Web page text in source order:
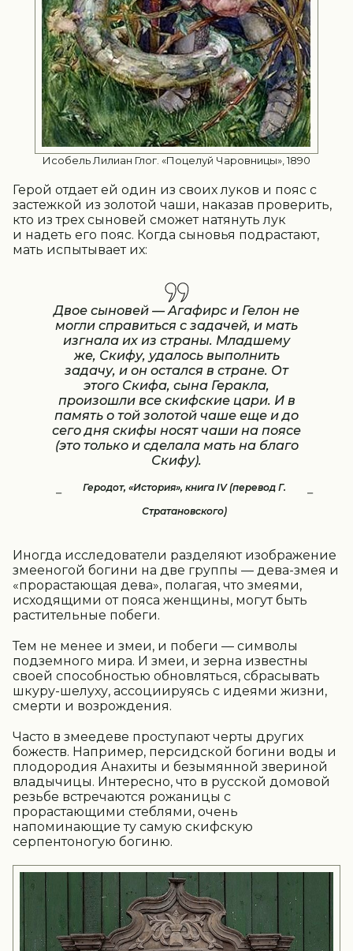
Исобель Лилиан Глог. «Поцелуй Чаровницы», 1890
Герой отдает ей один из своих луков и пояс с
застежкой из золотой чаши, наказав проверить,
кто из трех сыновей сможет натянуть лук
и надеть его пояс. Когда сыновья подрастают,
мать испытывает их:
Двое сыновей — Агафирс и Гелон не
могли справиться с задачей, и мать
изгнала их из страны. Младшему
же, Скифу, удалось выполнить
задачу, и он остался в стране. От
этого Скифа, сына Геракла,
произошли все скифские цари. И в
память о той золотой чаше еще и до
сего дня скифы носят чаши на поясе
(это только и сделала мать на благо
Скифу).
Геродот, «История», книга IV (перевод Г.
Стратановского)
Иногда исследователи разделяют изображение
змееногой богини на две группы — дева-змея и
«прорастающая дева», полагая, что змеями,
исходящими от пояса женщины, могут быть
растительные побеги.
Тем не менее и змеи, и побеги — символы
подземного мира. И змеи, и зерна известны
своей способностью обновляться, сбрасывать
шкуру-шелуху, ассоциируясь с идеями жизни,
смерти и возрождения.
Часто в змеедеве проступают черты других
божеств. Например, персидской богини воды и
плодородия Анахиты и безымянной звериной
владычицы. Интересно, что в русской домовой
резьбе встречаются рожаницы с
прорастающими стеблями, очень
напоминающие ту самую скифскую
серпентоногую богиню.